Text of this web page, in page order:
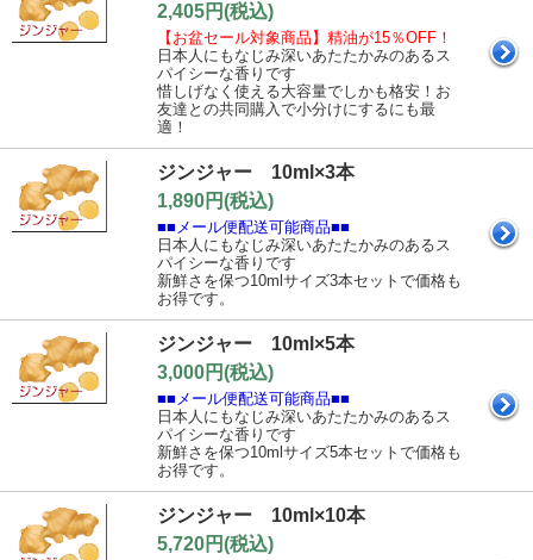
2,405円(税込)
【お盆セール対象商品】精油が15％OFF！
日本人にもなじみ深いあたたかみのあるス
パイシーな香りです
惜しげなく使える大容量でしかも格安！お
友達との共同購入で小分けにするにも最
適！
ジンジャー 10ml×3本
1,890円(税込)
■■メール便配送可能商品■■
日本人にもなじみ深いあたたかみのあるス
パイシーな香りです
新鮮さを保つ10mlサイズ3本セットで価格も
お得です。
ジンジャー 10ml×5本
3,000円(税込)
■■メール便配送可能商品■■
日本人にもなじみ深いあたたかみのあるス
パイシーな香りです
新鮮さを保つ10mlサイズ5本セットで価格も
お得です。
ジンジャー 10ml×10本
5,720円(税込)